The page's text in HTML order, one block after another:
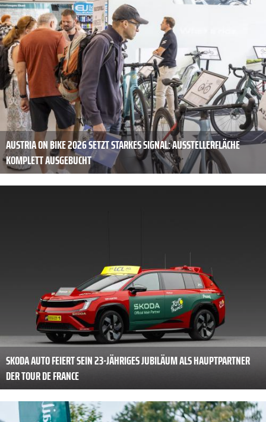
AUSTRIA ON BIKE 2026 SETZT STARKES SIGNAL: AUSSTELLERFLÄCHE
KOMPLETT AUSGEBUCHT
SKODA AUTO FEIERT SEIN 23-JÄHRIGES JUBILÄUM ALS HAUPTPARTNER
DER TOUR DE FRANCE